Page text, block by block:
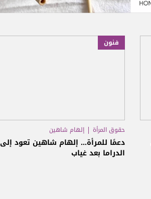
فنون
حقوق المرأة إلهام شاهين
دعمًا للمرأة... إلهام شاهين تعود إلى
الدراما بعد غياب